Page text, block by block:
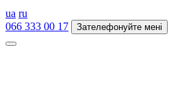
ua ru
066 333 00 17
Зателефонуйте мені